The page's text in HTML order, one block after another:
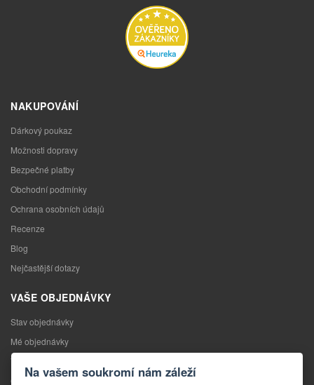
NAKUPOVÁNÍ
Dárkový poukaz
Možnosti dopravy
Bezpečné platby
Obchodní podmínky
Ochrana osobních údajů
Recenze
Blog
Nejčastější dotazy
VAŠE OBJEDNÁVKY
Stav objednávky
Mé objednávky
Výměna zboží
Odstoupení od kupní smlouvy
Na vašem soukromí nám záleží